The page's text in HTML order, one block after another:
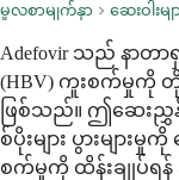
မူလစာမျက်နှာ ဆေးဝါးမျ
Adefovir သည် နာတ
(HBV) ကူးစက်မှုကို
ဖြစ်သည်။ ဤဆေးညွှ
စ်ပိုးများ ပွားများ
စက်မှုကို ထိန်းချုပ်ရ